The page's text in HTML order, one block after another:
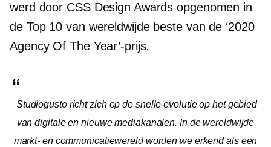
werd door CSS Design Awards opgenomen in
de Top 10 van wereldwijde beste van de ‘2020
Agency Of The Year’-prijs.
Studiogusto richt zich op de snelle evolutie op het gebied
van digitale en nieuwe mediakanalen. In de wereldwijde
markt- en communicatiewereld worden we erkend als een